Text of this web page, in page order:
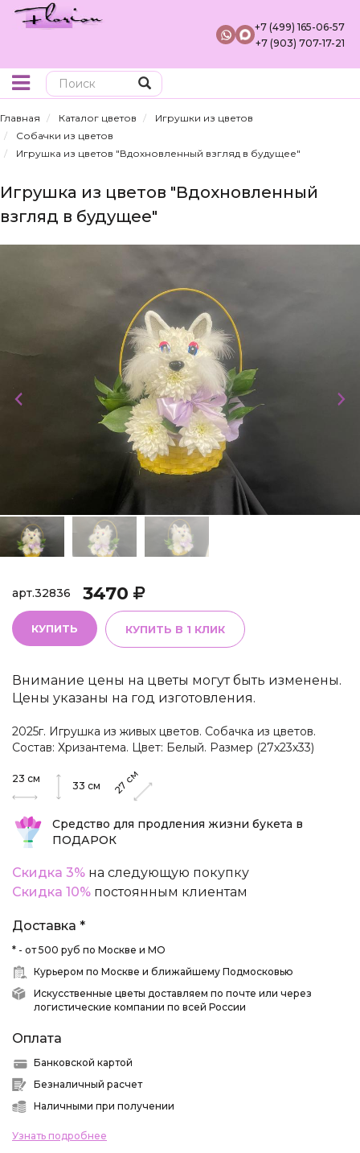
+7 (499) 165-06-57
+7 (903) 707-17-21
Главная Каталог цветов
Игрушки из цветов
Собачки из цветов
Игрушка из цветов "Вдохновленный взгляд в будущее"
Игрушка из цветов "Вдохновленный
взгляд в будущее"
арт.32836 3470
КУПИТЬ КУПИТЬ В 1 КЛИК
Внимание цены на цветы могут быть изменены.
Цены указаны на год изготовления.
2025г. Игрушка из живых цветов. Собачка из цветов.
Состав: Хризантема. Цвет: Белый. Размер (27х23х33)
23 см
33 см 27
см
Средство для продления жизни букета в
ПОДАРОК
Скидка 3% на следующую покупку
Скидка 10% постоянным клиентам
Доставка *
* - от 500 руб по Москве и МО
Курьером по Москве и ближайшему Подмосковью
Искусственные цветы доставляем по почте или через
логистические компании по всей России
Оплата
Банковской картой
Безналичный расчет
Наличными при получении
Узнать подробнее